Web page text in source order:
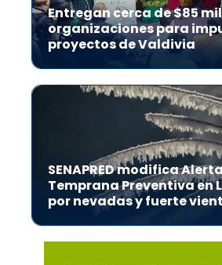
Entregan cerca de $85
organizaciones para
proyectos de Valdivia
SENAPRED modifica
Temprana Preventiva en
por nevadas y fuerte